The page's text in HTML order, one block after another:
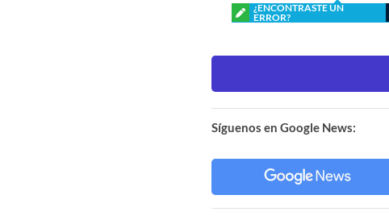
¿ENCONTRASTE UN
ERROR?
Síguenos en Google News: